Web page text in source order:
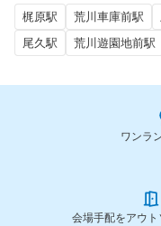
梶原駅 荒川車庫前駅
尾久駅
荒川遊園地前駅
ワンラ
会場手配をアウ